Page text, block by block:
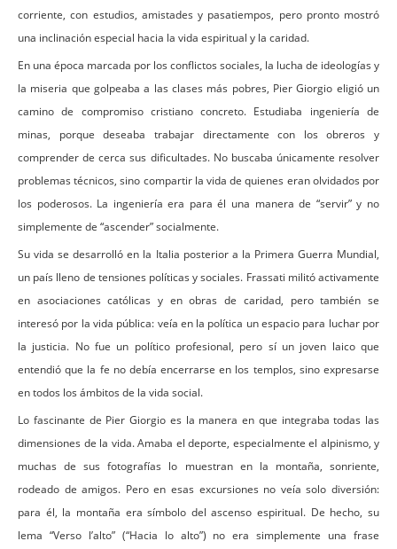
corriente, con estudios, amistades y pasatiempos, pero pronto mostró
una inclinación especial hacia la vida espiritual y la caridad.
En una época marcada por los conflictos sociales, la lucha de ideologías y
la miseria que golpeaba a las clases más pobres, Pier Giorgio eligió un
camino de compromiso cristiano concreto. Estudiaba ingeniería de
minas, porque deseaba trabajar directamente con los obreros y
comprender de cerca sus dificultades. No buscaba únicamente resolver
problemas técnicos, sino compartir la vida de quienes eran olvidados por
los poderosos. La ingeniería era para él una manera de “servir” y no
simplemente de “ascender” socialmente.
Su vida se desarrolló en la Italia posterior a la Primera Guerra Mundial,
un país lleno de tensiones políticas y sociales. Frassati militó activamente
en asociaciones católicas y en obras de caridad, pero también se
interesó por la vida pública: veía en la política un espacio para luchar por
la justicia. No fue un político profesional, pero sí un joven laico que
entendió que la fe no debía encerrarse en los templos, sino expresarse
en todos los ámbitos de la vida social.
Lo fascinante de Pier Giorgio es la manera en que integraba todas las
dimensiones de la vida. Amaba el deporte, especialmente el alpinismo, y
muchas de sus fotografías lo muestran en la montaña, sonriente,
rodeado de amigos. Pero en esas excursiones no veía solo diversión:
para él, la montaña era símbolo del ascenso espiritual. De hecho, su
lema “Verso l’alto” (“Hacia lo alto”) no era simplemente una frase